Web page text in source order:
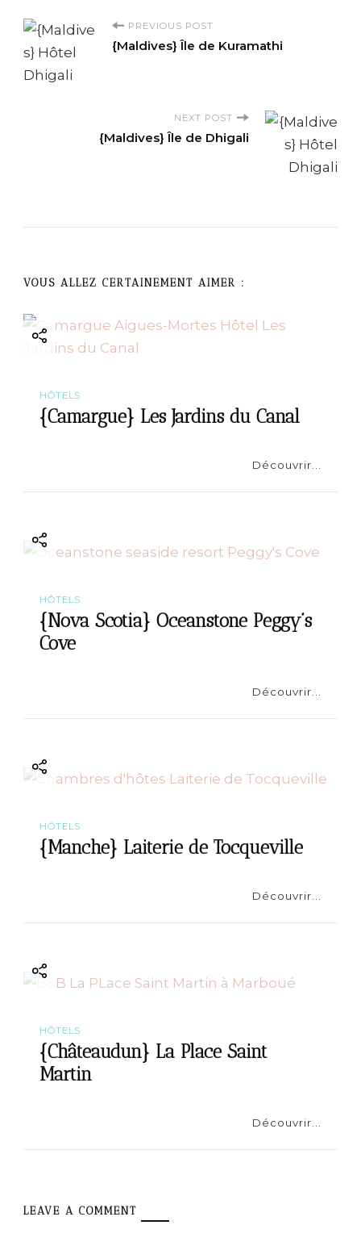
P
o
a
i
g
PREVIOUS POST
{Maldives} Île de Kuramathi
NEXT POST
{Maldives} Île de Dhigali
VOUS ALLEZ CERTAINEMENT AIMER :
HÔTELS
{Camargue} Les Jardins du Canal
Découvrir...
HÔTELS
{Nova Scotia} Oceanstone Peggy’s
Cove
Découvrir...
HÔTELS
{Manche} Laiterie de Tocqueville
Découvrir...
HÔTELS
{Châteaudun} La Place Saint
Martin
Découvrir...
LEAVE A COMMENT